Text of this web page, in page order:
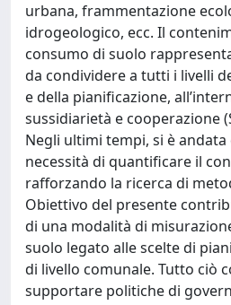
urbana, frammentazione
idrogeologico, ecc. Il
consumo di suolo
da condividere a tutti i livelli
e della pianificazione,
sussidiarietà e cooperazione
Negli ultimi tempi, si è
necessità di quantificare il
rafforzando la ricerca di
Obiettivo del presente
di una modalità di
suolo legato alle scelte di
di livello comunale. Tutto ciò
supportare politiche di